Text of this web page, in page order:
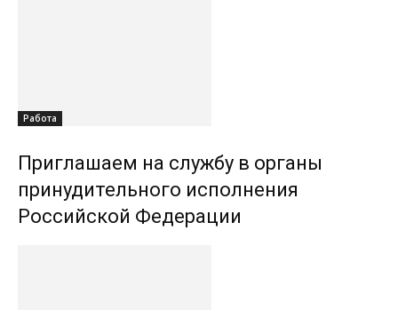
Работа
Приглашаем на службу в органы
принудительного исполнения
Российской Федерации